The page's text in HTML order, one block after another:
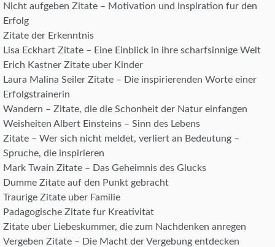
Nicht aufgeben Zitate – Motivation und Inspiration fur den
Erfolg
Zitate der Erkenntnis
Lisa Eckhart Zitate – Eine Einblick in ihre scharfsinnige Welt
Erich Kastner Zitate uber Kinder
Laura Malina Seiler Zitate – Die inspirierenden Worte einer
Erfolgstrainerin
Wandern – Zitate, die die Schonheit der Natur einfangen
Weisheiten Albert Einsteins – Sinn des Lebens
Zitate – Wer sich nicht meldet, verliert an Bedeutung –
Spruche, die inspirieren
Mark Twain Zitate – Das Geheimnis des Glucks
Dumme Zitate auf den Punkt gebracht
Traurige Zitate uber Familie
Padagogische Zitate fur Kreativitat
Zitate uber Liebeskummer, die zum Nachdenken anregen
Vergeben Zitate – Die Macht der Vergebung entdecken